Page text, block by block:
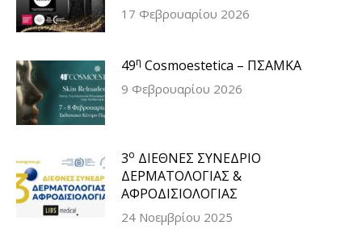
17 Φεβρουαρίου 2026
49η Cosmoestetica – ΠΣΑΜΚΑ
9 Φεβρουαρίου 2026
3ο ΔΙΕΘΝΕΣ ΣΥΝΕΔΡΙΟ
ΔΕΡΜΑΤΟΛΟΓΙΑΣ &
ΑΦΡΟΔΙΣΙΟΛΟΓΙΑΣ
24 Νοεμβρίου 2025